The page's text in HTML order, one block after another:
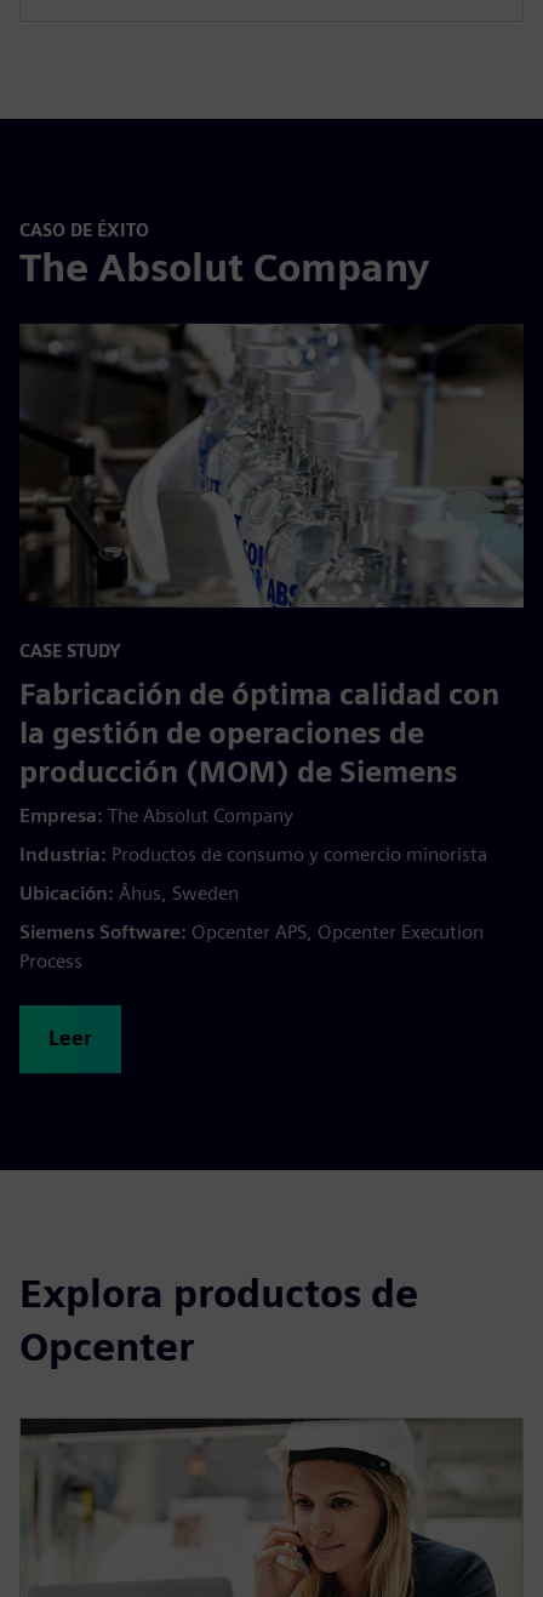
CASO DE ÉXITO
The Absolut Company
CASE STUDY
Fabricación de óptima calidad con
la gestión de operaciones de
producción (MOM) de Siemens
Empresa: The Absolut Company
Industria: Productos de consumo y comercio minorista
Ubicación: Åhus, Sweden
Siemens Software: Opcenter APS, Opcenter Execution
Process
Leer
Explora productos de
Opcenter